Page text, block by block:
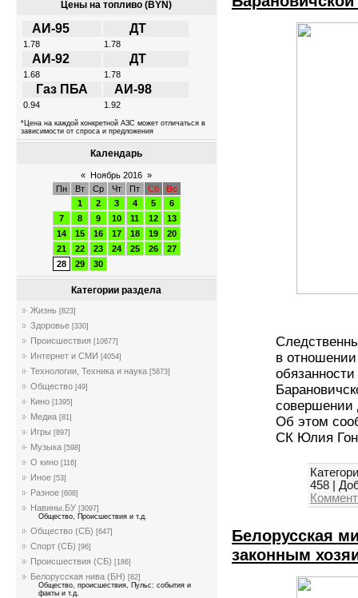
Цены на топливо (BYN)
АИ-95 ДТ
1.78 1.78
АИ-92 ДТ
1.68 1.78
Газ ПБА АИ-98
0.94 1.92
*Цена на каждой конкретной АЗС может отличаться в
зависимости от спроса и предложения
Календарь
« Ноябрь 2016 »
Пн
Вт Ср Чт Пт Сб
Вс
1
2 3 4 5
6
7
8 9 10 11 12
13
14
15 16 17 18 19
20
21
22 23 24 25 26
27
28
29 30
Категории раздела
Жизнь [823]
Здоровье [330]
Происшествия [10677]
Интернет и СМИ [4054]
Технологии, Техника и наука [5873]
Общество [49]
Кино [1395]
Медиа [81]
Игры [897]
Музыка [598]
О кино [116]
Иное [53]
Разное [608]
Навины.БУ [3097]
Общество, Происшествия и т.д.
Общество (СБ) [647]
Спорт (СБ) [96]
Происшествия (СБ) [186]
Белорусская нива (БН) [82]
Общество, происшествия, Пульс: события и
факты и т.д.
в
совершении
Об этом
СК Юлия
458
Белорусская
законным